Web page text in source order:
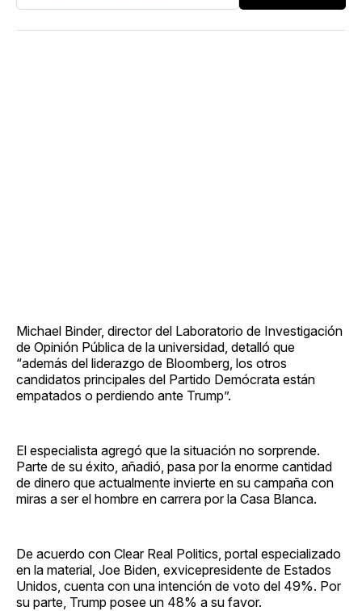
Michael Binder, director del Laboratorio de Investigación
de Opinión Pública de la universidad, detalló que
“además del liderazgo de Bloomberg, los otros
candidatos principales del Partido Demócrata están
empatados o perdiendo ante Trump”.
El especialista agregó que la situación no sorprende.
Parte de su éxito, añadió, pasa por la enorme cantidad
de dinero que actualmente invierte en su campaña con
miras a ser el hombre en carrera por la Casa Blanca.
De acuerdo con Clear Real Politics, portal especializado
en la material, Joe Biden, exvicepresidente de Estados
Unidos, cuenta con una intención de voto del 49%. Por
su parte, Trump posee un 48% a su favor.